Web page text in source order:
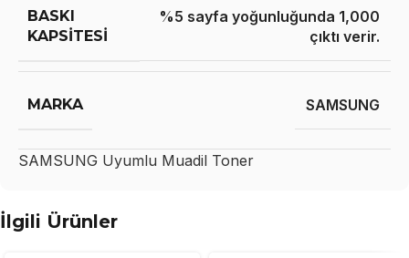
BASKI
KAPSITESI
%5 sayfa yoğunluğunda 1,000
çıktı verir.
MARKA SAMSUNG
SAMSUNG Uyumlu Muadil Toner
İlgili Ürünler